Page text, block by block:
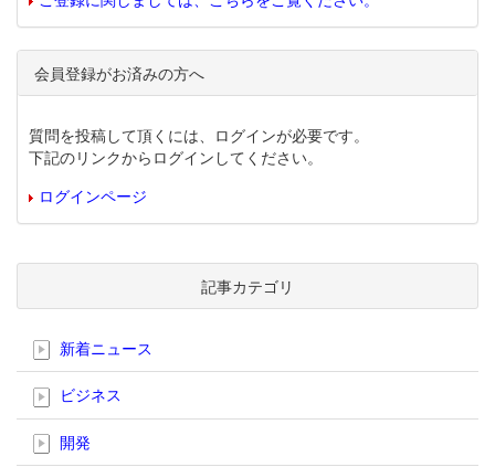
会員登録がお済みの方へ
質問を投稿して頂くには、ログインが必要です。
下記のリンクからログインしてください。
ログインページ
記事カテゴリ
新着ニュース
ビジネス
開発